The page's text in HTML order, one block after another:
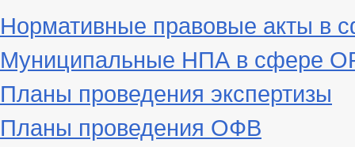
Нормативные правовые акты в
Муниципальные НПА в сфере
Планы проведения экспертизы
Планы проведения ОФВ